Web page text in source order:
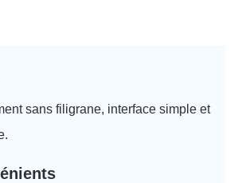
sans filigrane, interface simple et